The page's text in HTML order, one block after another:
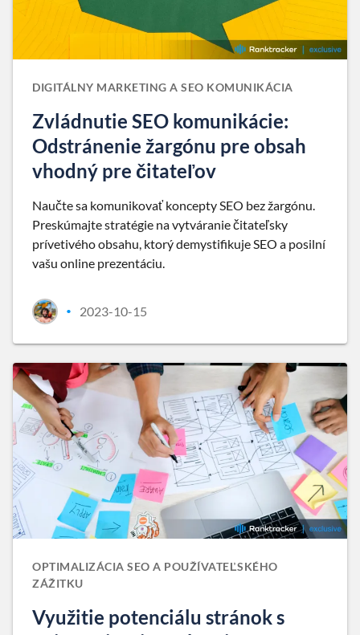
DIGITÁLNY MARKETING A SEO KOMUNIKÁCIA
Zvládnutie SEO komunikácie:
Odstránenie žargónu pre obsah
vhodný pre čitateľov
Naučte sa komunikovať koncepty SEO bez žargónu.
Preskúmajte stratégie na vytváranie čitateľsky
prívetivého obsahu, ktorý demystifikuje SEO a posilní
vašu online prezentáciu.
• 2023-10-15
OPTIMALIZÁCIA SEO A POUŽÍVATEĽSKÉHO
ZÁŽITKU
Využitie potenciálu stránok s